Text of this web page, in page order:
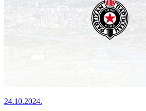
24.10.2024.